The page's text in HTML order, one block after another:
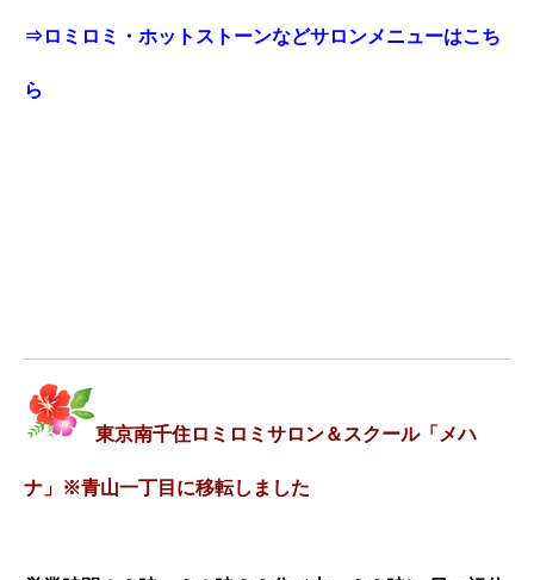
⇒ロミロミ・ホットストーンなどサロンメニューはこち
ら
東京南千住ロミロミサロン＆スクール「メハ
ナ」※青山一丁目に移転しました